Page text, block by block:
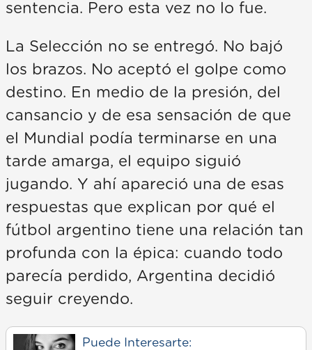
sentencia. Pero esta vez no lo fue.
La Selección no se entregó. No bajó
los brazos. No aceptó el golpe como
destino. En medio de la presión, del
cansancio y de esa sensación de que
el Mundial podía terminarse en una
tarde amarga, el equipo siguió
jugando. Y ahí apareció una de esas
respuestas que explican por qué el
fútbol argentino tiene una relación tan
profunda con la épica: cuando todo
parecía perdido, Argentina decidió
seguir creyendo.
Puede Interesarte: